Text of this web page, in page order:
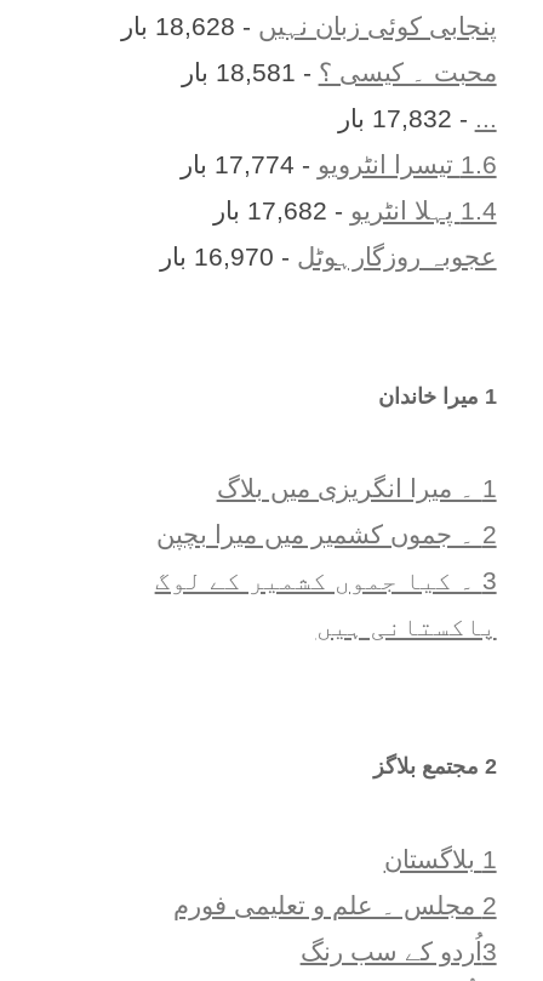
پنجابی کوئی زبان نہیں - 18,628 بار
محبت ۔ کیسی ؟ - 18,581 بار
... - 17,832 بار
1.6 تیسرا انٹرویو
- 17,774 بار
1.4 پہلا انٹریو
- 17,682 بار
عجوبہ روزگارہوٹل - 16,970 بار
1 ميرا خاندان
1 ۔ ميرا انگريزی ميں بلاگ
2 ۔ جموں کشمیر میں میرا بچپن
3 ۔ کیا جموں کشمیر کے لوگ
پاکستانی ہیں
2 مجتمع بلاگز
1 بلاگستان
2 مجلس ۔ علم و تعلیمی فورم
3اُردو کے سب رنگ